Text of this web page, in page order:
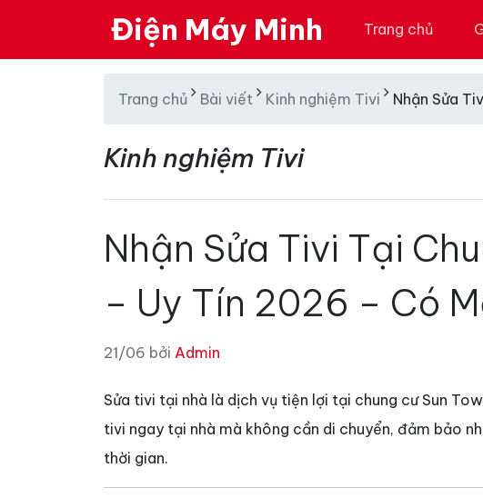
Điện Máy Minh Trang chủ
Trang chủ Bài viết Kinh nghiệm Tivi Nhận Sửa
Kinh nghiệm Tivi
Nhận Sửa Tivi Tại
– Uy Tín 2026 – Có
21/06 bởi Admin
Sửa tivi tại nhà là dịch vụ tiện lợi tại chung cư Sun
tivi ngay tại nhà mà không cần di chuyển, đảm bảo
thời gian.